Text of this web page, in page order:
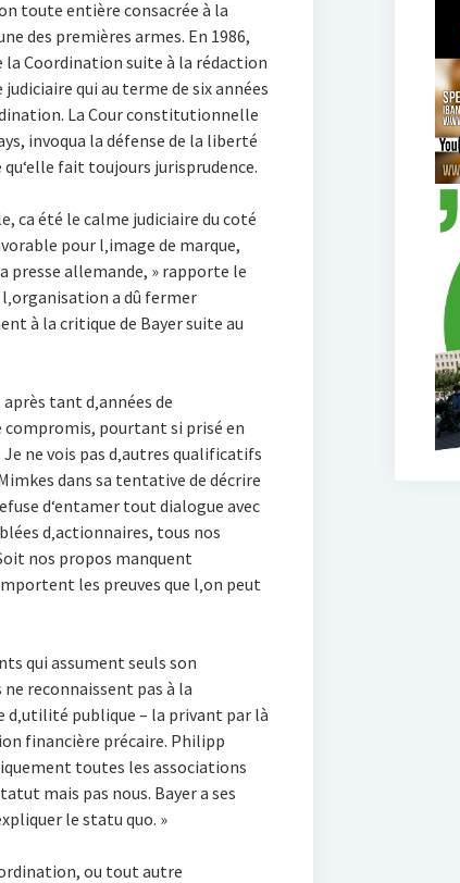
toute entière consacrée à la
des premières armes. En 1986,
Coordination suite à la rédaction
qui au terme de six années
La Cour constitutionnelle
invoqua la défense de la liberté
fait toujours jurisprudence.
ca été le calme judiciaire du coté
pour l‚image de marque,
presse allemande, » rapporte le
a dû fermer
à la critique de Bayer suite au
tant d‚années de
pourtant si prisé en
ne vois pas d‚autres qualificatifs
dans sa tentative de décrire
d‘entamer tout dialogue avec
d‚actionnaires, tous nos
nos propos manquent
les preuves que l‚on peut
qui assument seuls son
reconnaissent pas à la
publique – la privant par là
financière précaire. Philipp
toutes les associations
mais pas nous. Bayer a ses
le statu quo. »
ou tout autre